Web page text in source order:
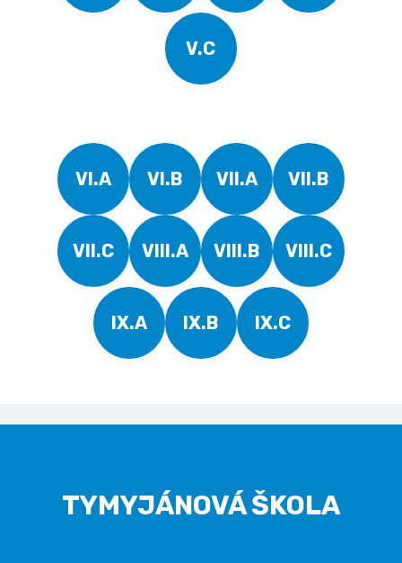
V.C
VI.A VI.B VII.A VII.B
VII.C VIII.A VIII.B VIII.C
IX.A IX.B IX.C
TYMYJÁNOVÁ ŠKOLA